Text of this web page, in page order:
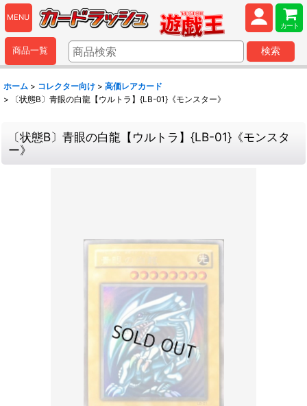
MENU
カート
商品一覧 検索
ホーム > コレクター向け > 高価レアカード
>
〔状態B〕青眼の白龍【ウルトラ】{LB-01}《モンスター》
〔状態B〕青眼の白龍【ウルトラ】{LB-01}《モンスタ
ー》